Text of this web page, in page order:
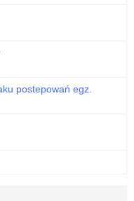
postepowań egz.